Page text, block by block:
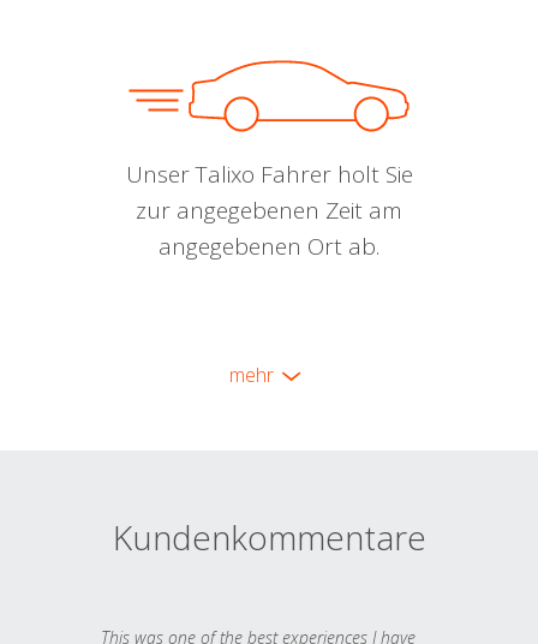
Unser Talixo Fahrer holt Sie
zur angegebenen Zeit am
angegebenen Ort ab.
mehr
Kundenkommentare
This was one of the best experiences I have